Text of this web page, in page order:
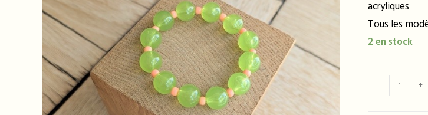
acryliques
Tous les
2 en stock
de
- +